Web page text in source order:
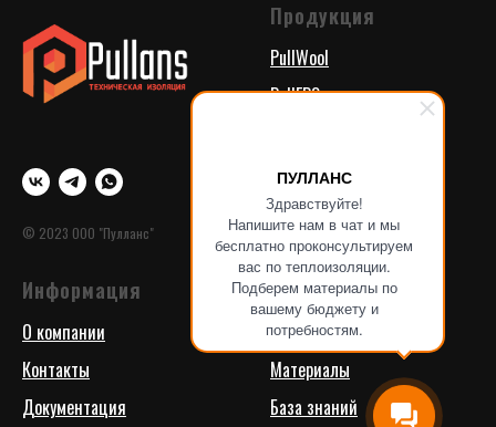
ПУЛЛАНС
Здравствуйте!
Напишите нам в чат и мы
бесплатно проконсультируем
вас по теплоизоляции.
Подберем материалы по
вашему бюджету и
потребностям.
© 2023 ООО "Пулланс"
Продукция
PullWool
PullEPS
PullTherm
Информация
О компании
Контакты
Документация
Поддержка
Проекты
Материалы
База знаний